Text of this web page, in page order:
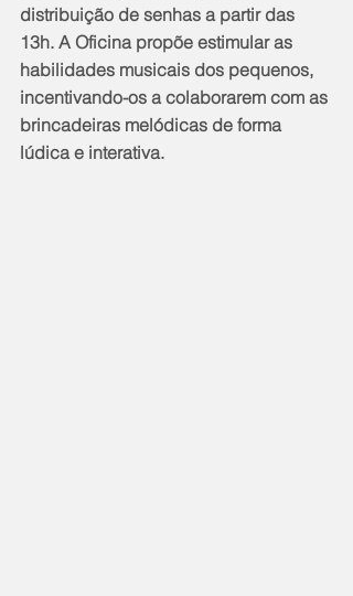
distribuição de senhas a partir das
13h. A Oficina propõe estimular as
habilidades musicais dos pequenos,
incentivando-os a colaborarem com as
brincadeiras melódicas de forma
lúdica e interativa.